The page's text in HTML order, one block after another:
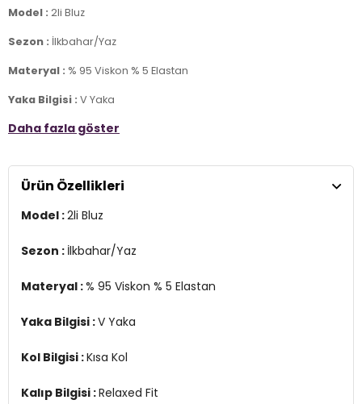
Model : 2li Bluz
Sezon : İlkbahar/Yaz
Materyal : % 95 Viskon % 5 Elastan
Yaka Bilgisi : V Yaka
Kol Bilgisi :Kısa Kol
Detay:
7DS25862000S2.6596
Daha fazla göster
Ürün Özellikleri
Model :2li Bluz
Sezon : İlkbahar/Yaz
Materyal :% 95 Viskon % 5 Elastan
Yaka Bilgisi :V Yaka
Kol Bilgisi :Kısa Kol
Kalıp Bilgisi :Relaxed Fit